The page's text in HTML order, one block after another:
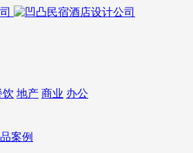
饮 地产 商业 办公
案例